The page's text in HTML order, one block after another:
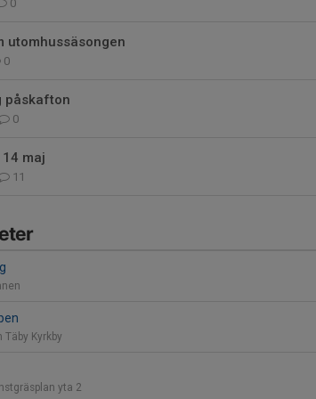
0
utomhussäsongen
0
påskafton
0
maj
11
Kyrkby
yta 2